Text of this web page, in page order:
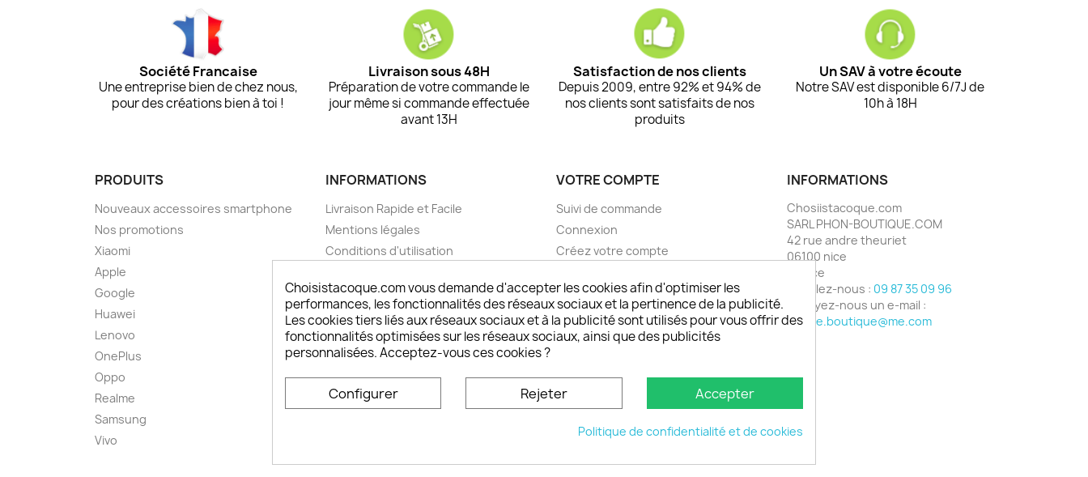
Société Francaise
Une entreprise bien de chez nous,
pour des créations bien à toi !
Livraison sous 48H
Préparation de votre commande le
jour même si commande effectuée
avant 13H
Satisfaction de nos clients
Depuis 2009, entre 92% et 94% de
nos clients sont satisfaits de nos
produits
Un SAV à votre écoute
Notre SAV est disponible 6/7J de
10h à 18H
PRODUITS
Nouveaux accessoires smartphone
Nos promotions
Xiaomi
Apple
Google
Huawei
Lenovo
OnePlus
Oppo
Realme
Samsung
Vivo
INFORMATIONS
Livraison Rapide et Facile
Mentions légales
Conditions d'utilisation
Paiement sécurisé choisistacoque
Retours et remboursements
Livraison DOM TOM et outremer
FAQ choisistacoque
Comment personnaliser son
smartphone
VOTRE COMPTE
Suivi de commande
Connexion
Créez votre compte
INFORMATIONS
Chosiistacoque.com
SARL PHON-BOUTIQUE.COM
42 rue andre theuriet
06100 nice
France
Appelez-nous : 09 87 35 09 96
Envoyez-nous un e-mail :
phone.boutique@me.com
© 2026 - choisistacoque.com
Choisistacoque.com vous demande d'accepter les cookies afin d'optimiser les
performances, les fonctionnalités des réseaux sociaux et la pertinence de la publicité.
Les cookies tiers liés aux réseaux sociaux et à la publicité sont utilisés pour vous offrir des
fonctionnalités optimisées sur les réseaux sociaux, ainsi que des publicités
personnalisées. Acceptez-vous ces cookies ?
Configurer Rejeter Accepter
Politique de confidentialité et de cookies